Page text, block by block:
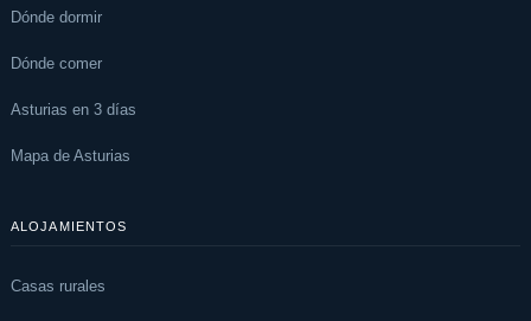
Dónde dormir
Dónde comer
Asturias en 3 días
Mapa de Asturias
ALOJAMIENTOS
Casas rurales